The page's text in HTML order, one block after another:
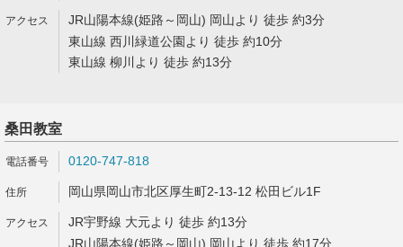
JR山陽本線(姫路～岡山) 岡山より 徒歩 約3分
東山線 西川緑道公園より 徒歩 約10分
東山線 柳川より 徒歩 約13分
桑田教室
0120-747-818
岡山県岡山市北区厚生町2-13-12 松田ビル1F
JR宇野線 大元より 徒歩 約13分
JR山陽本線(姫路～岡山) 岡山より 徒歩 約17分